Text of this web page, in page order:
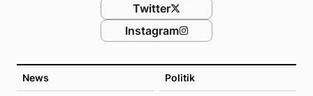
News Politik
Twitter
Instagram